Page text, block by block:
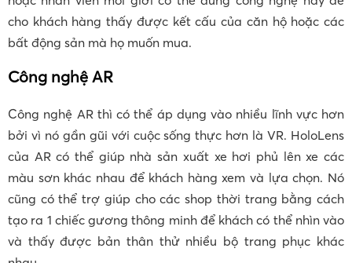
cho khách hàng thấy được kết cấu của căn hộ hoặc các
bất động sản mà họ muốn mua.
Công nghệ AR
Công nghệ AR thì có thể áp dụng vào nhiều lĩnh vực hơn
bởi vì nó gần gũi với cuộc sống thực hơn là VR. HoloLens
của AR có thể giúp nhà sản xuất xe hơi phủ lên xe các
màu sơn khác nhau để khách hàng xem và lựa chọn. Nó
cũng có thể trợ giúp cho các shop thời trang bằng cách
tạo ra 1 chiếc gương thông minh để khách có thể nhìn vào
và thấy được bản thân thử nhiều bộ trang phục khác